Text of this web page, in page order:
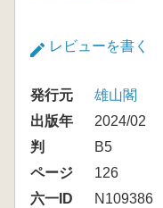
レビューを書く
発行元
雄山閣
出版年
2024/02
判
B5
ページ
126
六一ID
N109386